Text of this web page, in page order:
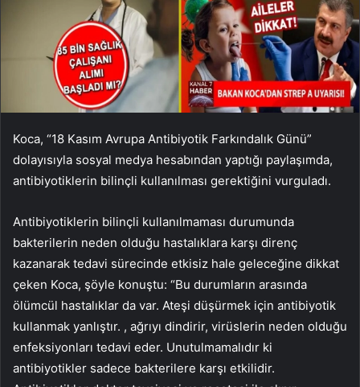
Koca, “18 Kasım Avrupa Antibiyotik Farkındalık Günü”
dolayısıyla sosyal medya hesabından yaptığı paylaşımda,
antibiyotiklerin bilinçli kullanılması gerektiğini vurguladı.
Antibiyotiklerin bilinçli kullanılmaması durumunda
bakterilerin neden olduğu hastalıklara karşı direnç
kazanarak tedavi sürecinde etkisiz hale geleceğine dikkat
çeken Koca, şöyle konuştu: “Bu durumların arasında
ölümcül hastalıklar da var. Ateşi düşürmek için antibiyotik
kullanmak yanlıştır. , ağrıyı dindirir, virüslerin neden olduğu
enfeksiyonları tedavi eder. Unutulmamalıdır ki
antibiyotikler sadece bakterilere karşı etkilidir.